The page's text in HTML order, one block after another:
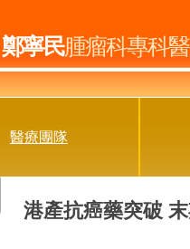
鄭寧民腫瘤科專科
醫療團隊
港產抗癌藥突破